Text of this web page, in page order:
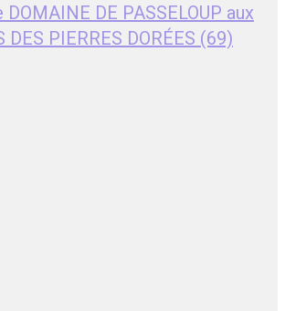
DOMAINE DE PASSELOUP aux
DES PIERRES DORÉES (69)